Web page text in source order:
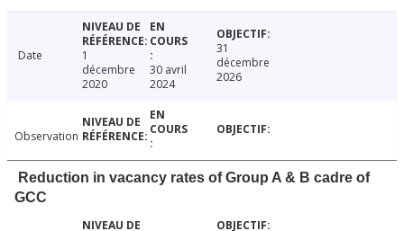
Date
1
décembre
2020
30 avril
2024
31
décembre
2026
Observation
Reduction in vacancy rates of Group A & B cadre of
GCC